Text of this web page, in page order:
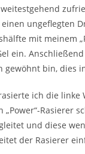
weitestgehend
ungeflegten
mit meinem
ein.
gewöhnt bin, dies
ich die linke
„Power“-Rasierer
und diese
der Rasierer